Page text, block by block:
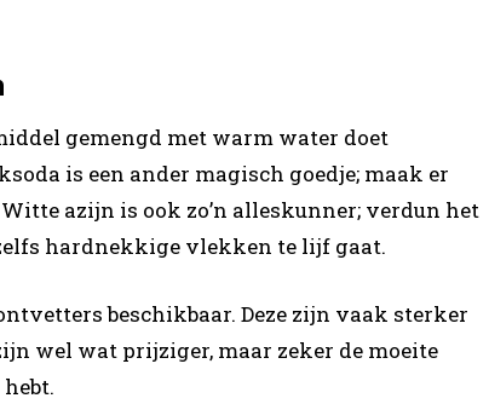
gemengd met warm water doet
is een ander magisch goedje; maak er
azijn is ook zo’n alleskunner; verdun het
hardnekkige vlekken te lijf gaat.
beschikbaar. Deze zijn vaak sterker
wel wat prijziger, maar zeker de moeite